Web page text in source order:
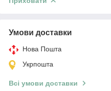
Умови доставки
Нова Пошта
Укрпошта
Всі умови доставки